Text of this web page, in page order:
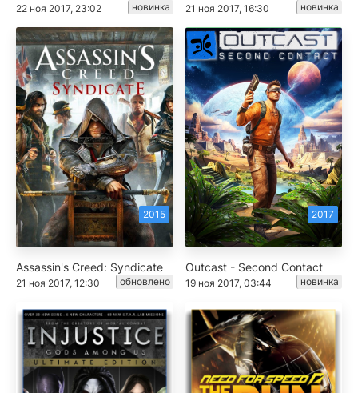
22 ноя 2017, 23:02 новинка 21 ноя 2017, 16:30 новинка
2015
Assassin's Creed: Syndicate
21 ноя 2017, 12:30 обновлено
2017
Outcast - Second Contact
19 ноя 2017, 03:44 новинка